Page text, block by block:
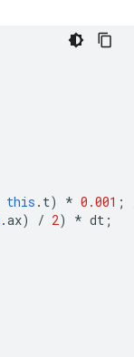
this . t) * 0.001 ;
.ax) / 2) * dt ;